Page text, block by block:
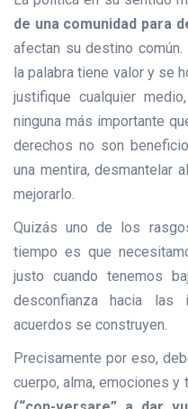
de una comunidad para
afectan su destino
la palabra tiene valor y se
justifique cualquier
ninguna más importante
derechos no son
una mentira, desmantelar
mejorarlo.
Quizás uno de los
tiempo es que
justo cuando tenemos
desconfianza hacia las
acuerdos se construyen.
Precisamente por eso,
cuerpo, alma, emociones y